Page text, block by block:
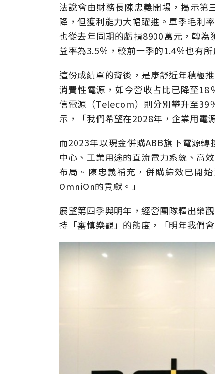
法說會由財務長陳忠義開場，揭示第
降，但獲利能力大幅躍進。單季毛利
也從去年同期的虧損8900萬元，轉
益率為3.5％，較前一季的1.4％也有所
這份成績單的背後，是康舒近年積極
消費性電源，如今營收占比已降至
信電源（Telecom）則分別攀升至39
示，「我們希望在2028年，企業用電
而2023年以現金併購ABB旗下電源
中心、工業用途的直流電力系統、高
布局。陳忠義補充，併購綜效已開
OmniOn的貢獻。」
展望第四季與明年，經營團隊釋出樂
持「審慎樂觀」的態度，「明年我們